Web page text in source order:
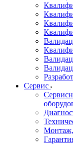
Cервис
Монтаж,